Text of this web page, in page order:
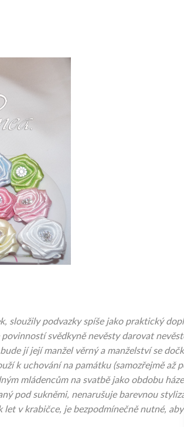
sloužily podvazky spíše jako praktický
svědkyně nevěsty darovat
jí její manžel věrný a manželství se
k uchování na památku (samozřejmě
mládencům na svatbě jako obdobu
pod sukněmi, nenarušuje barevnou
v krabičce, je bezpodmínečně nutné,